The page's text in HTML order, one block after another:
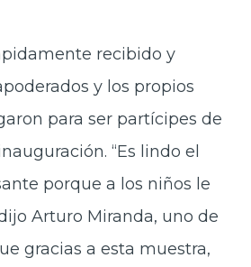
recibido y
y los propios
para ser partícipes de
“Es lindo el
porque a los niños le
Arturo Miranda, uno de
gracias a esta muestra,